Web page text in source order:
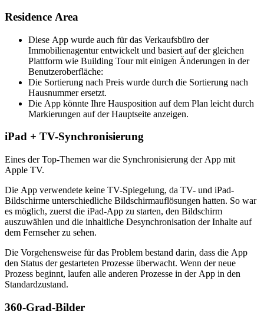
Residence Area
Diese App wurde auch für das Verkaufsbüro der
Immobilienagentur entwickelt und basiert auf der gleichen
Plattform wie Building Tour mit einigen Änderungen in der
Benutzeroberfläche:
Die Sortierung nach Preis wurde durch die Sortierung nach
Hausnummer ersetzt.
Die App könnte Ihre Hausposition auf dem Plan leicht durch
Markierungen auf der Hauptseite anzeigen.
iPad + TV-Synchronisierung
Eines der Top-Themen war die Synchronisierung der App mit
Apple TV.
Die App verwendete keine TV-Spiegelung, da TV- und iPad-
Bildschirme unterschiedliche Bildschirmauflösungen hatten. So war
es möglich, zuerst die iPad-App zu starten, den Bildschirm
auszuwählen und die inhaltliche Desynchronisation der Inhalte auf
dem Fernseher zu sehen.
Die Vorgehensweise für das Problem bestand darin, dass die App
den Status der gestarteten Prozesse überwacht. Wenn der neue
Prozess beginnt, laufen alle anderen Prozesse in der App in den
Standardzustand.
360-Grad-Bilder